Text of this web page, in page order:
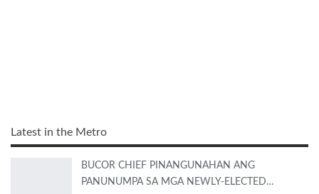
Latest in the Metro
BUCOR CHIEF PINANGUNAHAN ANG
PANUNUMPA SA MGA NEWLY-ELECTED…